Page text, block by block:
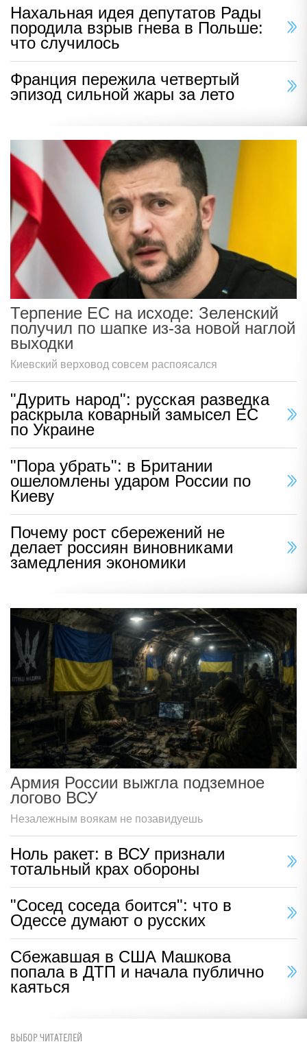
Нахальная идея депутатов Рады
породила взрыв гнева в Польше:
что случилось
Франция пережила четвертый
эпизод сильной жары за лето
Терпение ЕС на исходе: Зеленский
получил по шапке из-за новой наглой
выходки
Киевский верховод совсем распоясался
"Дурить народ": русская разведка
раскрыла коварный замысел ЕС
по Украине
"Пора убрать": в Британии
ошеломлены ударом России по
Киеву
Почему рост сбережений не
делает россиян виновниками
замедления экономики
Армия России выжгла подземное
логово ВСУ
Незалежным воякам не позавидуешь
Ноль ракет: в ВСУ признали
тотальный крах обороны
"Сосед соседа боится": что в
Одессе думают о русских
Сбежавшая в США Машкова
попала в ДТП и начала публично
каяться
ВЫБОР ЧИТАТЕЛЕЙ